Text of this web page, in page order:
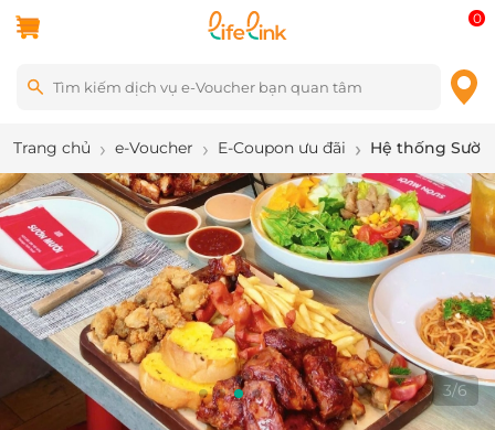
0
Trang chủ e-Voucher E-Coupon ưu đãi Hệ thống
3/6